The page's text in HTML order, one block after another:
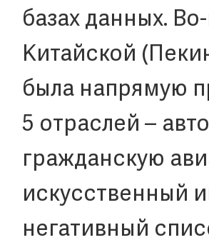
базах данных.
Китайской
была напрямую
5 отраслей –
гражданскую
искусственный
негативный